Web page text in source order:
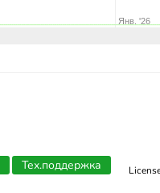
Янв. '26
Тех.поддержка